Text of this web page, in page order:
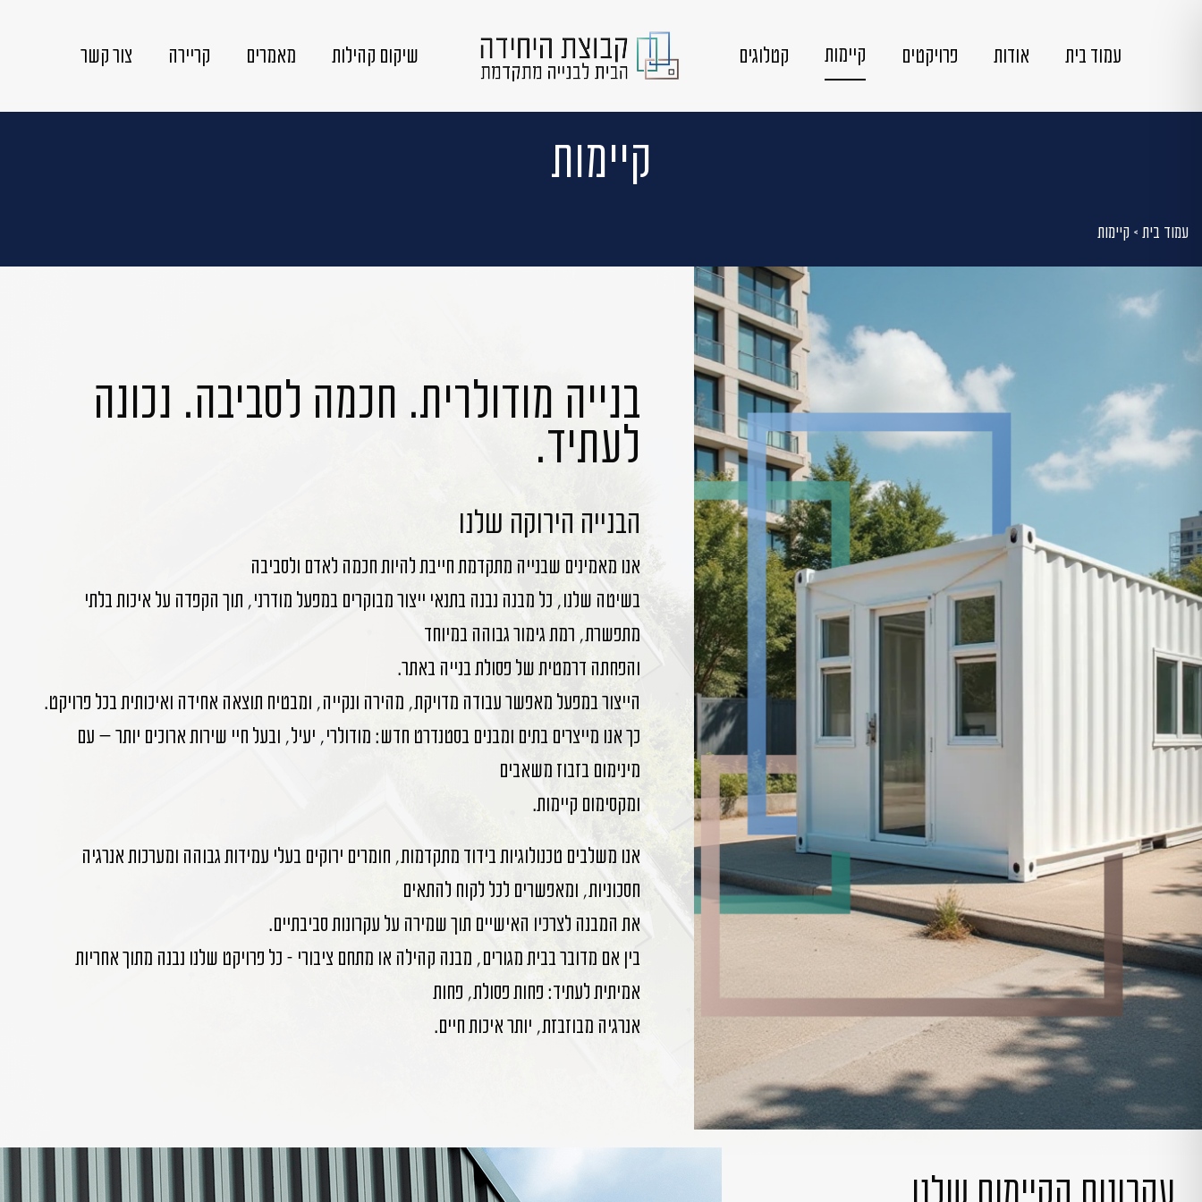
עמוד בית אודות פרויקטים קיימות קטלוגים שיקום קהילות מאמרים קריירה צור קשר
קיימות
עמוד בית > קיימות
בנייה מודולרית. חכמה לסביבה. נכונה
לעתיד.
הבנייה הירוקה שלנו
אנו מאמינים שבנייה מתקדמת חייבת להיות חכמה לאדם ולסביבה
בשיטה שלנו, כל מבנה נבנה בתנאי ייצור מבוקרים במפעל מודרני, תוך הקפדה על איכות בלתי
מתפשרת, רמת גימור גבוהה במיוחד
והפחתה דרמטית של פסולת בנייה באתר.
הייצור במפעל מאפשר עבודה מדויקת, מהירה ונקייה, ומבטיח תוצאה אחידה ואיכותית בכל פרויקט.
כך אנו מייצרים בתים ומבנים בסטנדרט חדש: מודולרי, יעיל, ובעל חיי שירות ארוכים יותר — עם
מינימום בזבוז משאבים
ומקסימום קיימות.
אנו משלבים טכנולוגיות בידוד מתקדמות, חומרים ירוקים בעלי עמידות גבוהה ומערכות אנרגיה
חסכוניות, ומאפשרים לכל לקוח להתאים
את המבנה לצרכיו האישיים תוך שמירה על עקרונות סביבתיים.
בין אם מדובר בבית מגורים, מבנה קהילה או מתחם ציבורי – כל פרויקט שלנו נבנה מתוך אחריות
אמיתית לעתיד: פחות פסולת, פחות
אנרגיה מבוזבזת, יותר איכות חיים.
עקרונות הקיימות שלנו